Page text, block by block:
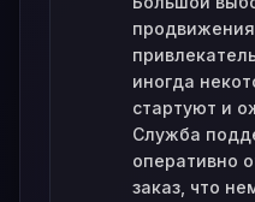
продвижения
иногда
стартуют и
Служба
оперативно
заказ, что